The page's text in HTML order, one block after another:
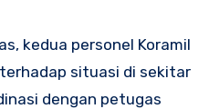
kedua personel Koramil
situasi di sekitar
dengan petugas